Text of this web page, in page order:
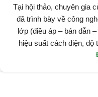
Tại hội thảo, chuyên gia
đã trình bày về công
lớp (điều áp – bán dẫn
hiệu suất cách điện, độ